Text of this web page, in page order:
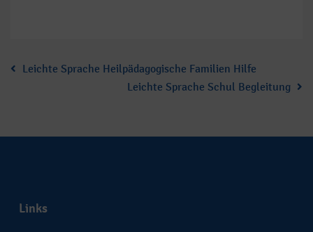
Leichte Sprache Heilpädagogische Familien Hilfe
Leichte Sprache Schul Begleitung
Links